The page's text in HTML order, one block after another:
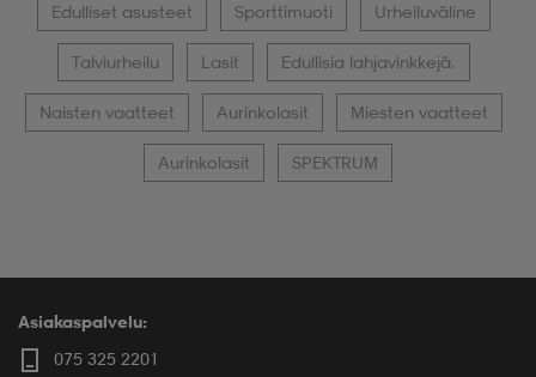
Edulliset asusteet Sporttimuoti Urheiluväline
Talviurheilu Lasit Edullisia lahjavinkkejä.
Naisten vaatteet Aurinkolasit Miesten vaatteet
Aurinkolasit SPEKTRUM
Asiakaspalvelu:
075 325 2201